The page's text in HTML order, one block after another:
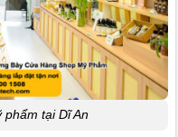
phẩm tại Dĩ An